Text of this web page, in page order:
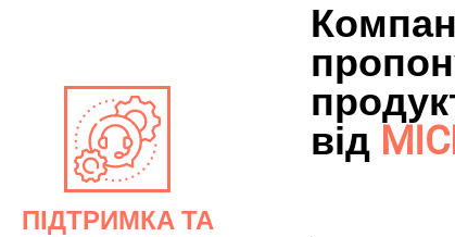
ПІДТРИМКА ТА
від